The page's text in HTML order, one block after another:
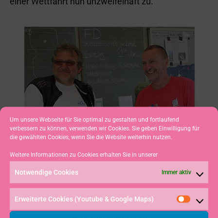
Um unsere Webseite für Sie optimal zu gestalten und fortlaufend
verbessern zu können, verwenden wir Cookies. Sie geben Einwilligung für
die gewählten Cookies, wenn Sie die Website weiterhin nutzen.
Weitere Informationen zu Cookies erhalten Sie in unserer
Notwendige Cookies Immer aktiv
Erweiterte Cookies (Youtube & Google Maps)